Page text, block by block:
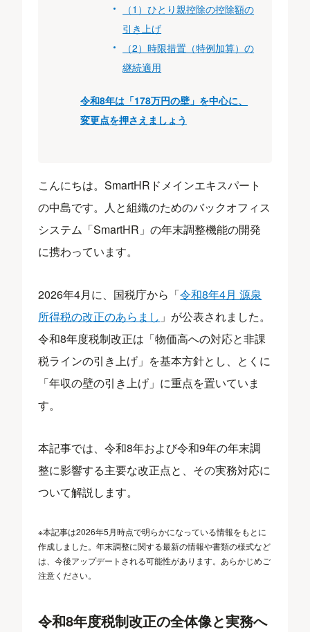
（1）ひとり親控除の控除額の
引き上げ
（2）時限措置（特例加算）の
継続適用
令和8年は「178万円の壁」を中心に、
変更点を押さえましょう
こんにちは。SmartHRドメインエキスパート
の中島です。人と組織のためのバックオフィス
システム「SmartHR」の年末調整機能の開発
に携わっています。
2026年4月に、国税庁から「令和8年4月 源泉
所得税の改正のあらまし 」が公表されました。
令和8年度税制改正は「物価高への対応と非課
税ラインの引き上げ」を基本方針とし、とくに
「年収の壁の引き上げ」に重点を置いていま
す。
本記事では、令和8年および令和9年の年末調
整に影響する主要な改正点と、その実務対応に
ついて解説します。
※本記事は2026年5月時点で明らかになっている情報をもとに
作成しました。年末調整に関する最新の情報や書類の様式など
は、今後アップデートされる可能性があります。あらかじめご
注意ください。
令和8年度税制改正の全体像と実務へ